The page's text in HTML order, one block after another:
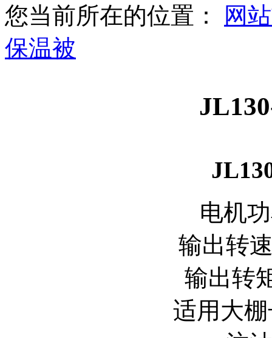
您当前所在的位置：
网
保温被
电机
输出转
输出转
适用大